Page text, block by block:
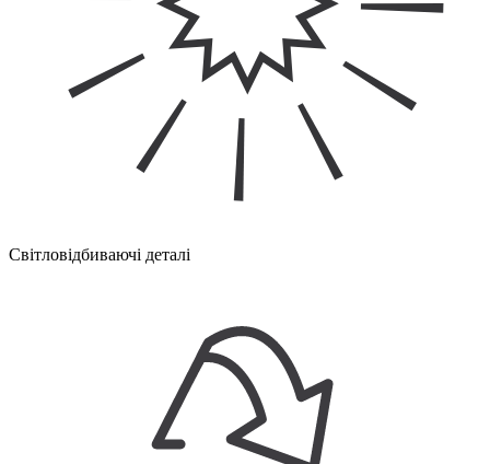
Світловідбиваючі деталі